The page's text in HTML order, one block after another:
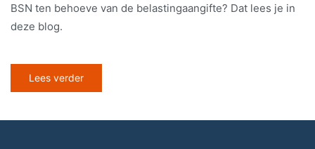
BSN ten behoeve van de belastingaangifte? Dat lees je in
deze blog.
Lees verder